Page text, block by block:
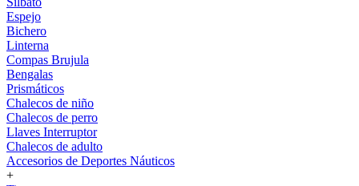
Espejo
Bichero
Linterna
Compas Brujula
Bengalas
Prismáticos
Chalecos de niño
Chalecos de perro
Llaves Interruptor
Chalecos de adulto
Accesorios de Deportes Náuticos
+